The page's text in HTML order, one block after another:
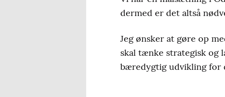
dermed er det altså
Jeg ønsker at gøre op
skal tænke strategisk og
bæredygtig udvikling for